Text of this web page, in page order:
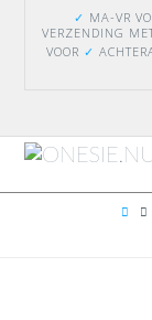
✓ MA-VR
VERZENDING
VOOR ✓